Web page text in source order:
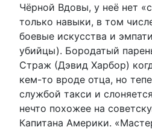
Чёрной Вдовы, у неё нет
только навыки, в том
боевые искусства и
убийцы). Бородатый
Страж (Дэвид Харбор)
кем-то вроде отца, но
службой такси и
нечто похожее на
Капитана Америки.